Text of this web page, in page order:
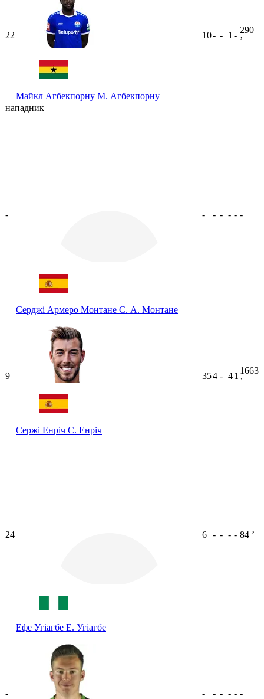
22
Майкл Агбекпорну М. Агбекпорну
10- - 1 -
290
ʼ
нападник
-
Серджі Армеро Монтане С. А. Монтане
- - - - - -
9
Сержі Енріч С. Енріч
354 - 41
1663
ʼ
24
Ефе Угіагбе Е. Угіагбе
6 - - - - 84 ʼ
- - - - - - -